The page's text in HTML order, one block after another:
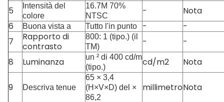
5
Intensità del
colore
16.7M 70%
NTSC
-
Nota
6
Buona vista a Tutto l'in punto -
-
7
Rapporto di
contrasto
800: 1 (tipo.) (il
TM)
-
-
8
Luminanza
un ² di 400 cd/m
(tipo.)
cd/m2 Nota
9 Descriva tenue
65 × 3,4
(H×V×D) del ×
86,2
millimetroNota